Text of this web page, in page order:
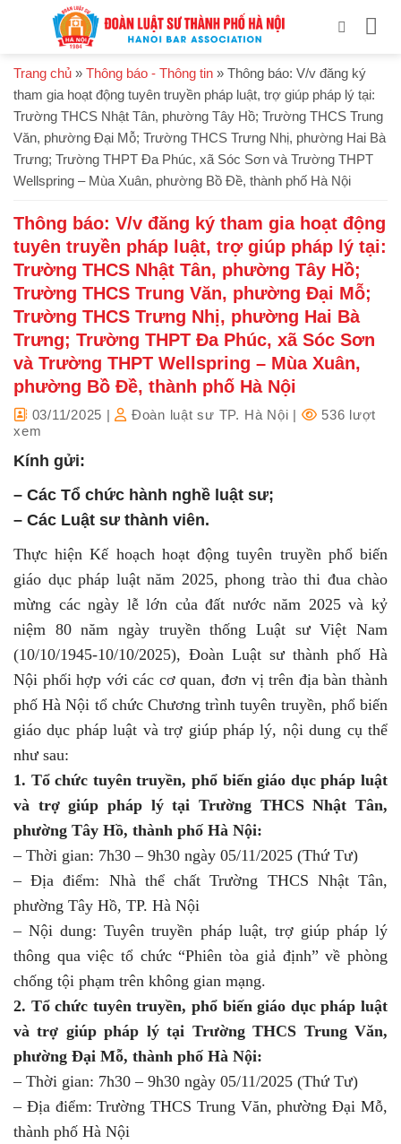
dungTrang chủ » Thông báo - Thông tin » Thông báo: V/v đăng ký
tham gia hoạt động tuyên truyền pháp luật, trợ giúp pháp lý tại:
Trường THCS Nhật Tân, phường Tây Hồ; Trường THCS Trung
Văn, phường Đại Mỗ; Trường THCS Trưng Nhị, phường Hai Bà
Trưng; Trường THPT Đa Phúc, xã Sóc Sơn và Trường THPT
Wellspring – Mùa Xuân, phường Bồ Đề, thành phố Hà Nội
Thông báo: V/v đăng ký tham gia hoạt động
tuyên truyền pháp luật, trợ giúp pháp lý tại:
Trường THCS Nhật Tân, phường Tây Hồ;
Trường THCS Trung Văn, phường Đại Mỗ;
Trường THCS Trưng Nhị, phường Hai Bà
Trưng; Trường THPT Đa Phúc, xã Sóc Sơn
và Trường THPT Wellspring – Mùa Xuân,
phường Bồ Đề, thành phố Hà Nội
03/11/2025 | Đoàn luật sư TP. Hà Nội |
536 lượt
xem
Kính gửi:
– Các Tổ chức hành nghề luật sư;
– Các Luật sư thành viên.
Thực hiện Kế hoạch hoạt động tuyên truyền phổ biến
giáo dục pháp luật năm 2025, phong trào thi đua chào
mừng các ngày lễ lớn của đất nước năm 2025 và kỷ
niệm 80 năm ngày truyền thống Luật sư Việt Nam
(10/10/1945-10/10/2025), Đoàn Luật sư thành phố Hà
Nội phối hợp với các cơ quan, đơn vị trên địa bàn thành
phố Hà Nội tổ chức Chương trình tuyên truyền, phổ biến
giáo dục pháp luật và trợ giúp pháp lý, nội dung cụ thể
như sau:
1. Tổ chức tuyên truyền, phổ biến giáo dục pháp luật
và trợ giúp pháp lý tại Trường THCS Nhật Tân,
phường Tây Hồ, thành phố Hà Nội:
– Thời gian: 7h30 – 9h30 ngày 05/11/2025 (Thứ Tư)
– Địa điểm: Nhà thể chất Trường THCS Nhật Tân,
phường Tây Hồ, TP. Hà Nội
– Nội dung: Tuyên truyền pháp luật, trợ giúp pháp lý
thông qua việc tổ chức “Phiên tòa giả định” về phòng
chống tội phạm trên không gian mạng.
2. Tổ chức tuyên truyền, phổ biến giáo dục pháp luật
và trợ giúp pháp lý tại Trường THCS Trung Văn,
phường Đại Mỗ, thành phố Hà Nội:
– Thời gian: 7h30 – 9h30 ngày 05/11/2025 (Thứ Tư)
– Địa điểm: Trường THCS Trung Văn, phường Đại Mỗ,
thành phố Hà Nội